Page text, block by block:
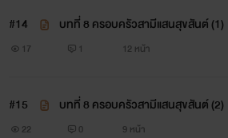
#14 บทที่ 8 ครอบครัวสามีแสนสุขสันต์ (1)
17 1 12 หน้า
#15 บทที่ 8 ครอบครัวสามีแสนสุขสันต์ (2)
22 0 9 หน้า